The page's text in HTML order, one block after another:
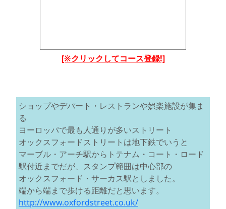
[※クリックしてコース登録!]
ショップやデパート・レストランや娯楽施設が集ま
る
ヨーロッパで最も人通りが多いストリート
オックスフォードストリートは地下鉄でいうと
マーブル・アーチ駅からトテナム・コート・ロード
駅付近までだが、スタンプ範囲は中心部の
オックスフォード・サーカス駅としました。
端から端まで歩ける距離だと思います。
http://www.oxfordstreet.co.uk/